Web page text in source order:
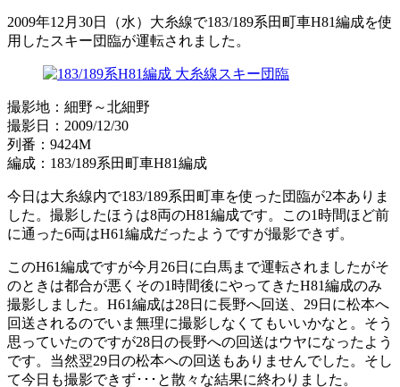
2009年12月30日（水）大糸線で183/189系田町車H81編成を使
用したスキー団臨が運転されました。
撮影地：細野～北細野
撮影日：2009/12/30
列番：9424M
編成：183/189系田町車H81編成
今日は大糸線内で183/189系田町車を使った団臨が2本ありま
した。撮影したほうは8両のH81編成です。この1時間ほど前
に通った6両はH61編成だったようですが撮影できず。
このH61編成ですが今月26日に白馬まで運転されましたがそ
のときは都合が悪くその1時間後にやってきたH81編成のみ
撮影しました。H61編成は28日に長野へ回送、29日に松本へ
回送されるのでいま無理に撮影しなくてもいいかなと。そう
思っていたのですが28日の長野への回送はウヤになったよう
です。当然翌29日の松本への回送もありませんでした。そし
て今日も撮影できず･･･と散々な結果に終わりました。